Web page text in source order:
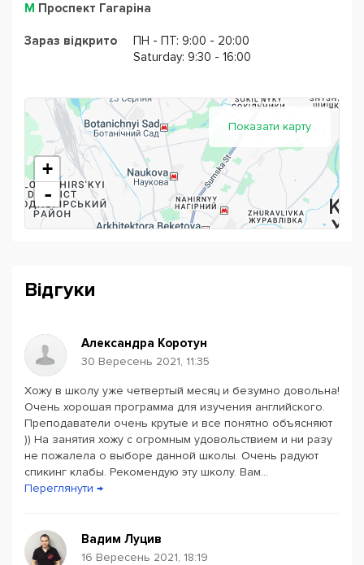
М Проспект Гагаріна
Зараз відкрито
ПН - ПТ: 9:00 - 20:00
Saturday: 9:30 - 16:00
Показати карту
+
-
Powered byLeaflet— © Google 2026
Відгуки
Александра Коротун
30 Вересень 2021, 11:35
Хожу в школу уже четвертый месяц и безумно довольна!
Очень хорошая программа для изучения английского.
Преподаватели очень крутые и все понятно объясняют
)) На занятия хожу с огромным удовольствием и ни разу
не пожалела о выборе данной школы. Очень радуют
спикинг клабы. Рекомендую эту школу. Вам...
Переглянути →
Вадим Луцив
16 Вересень 2021, 18:19